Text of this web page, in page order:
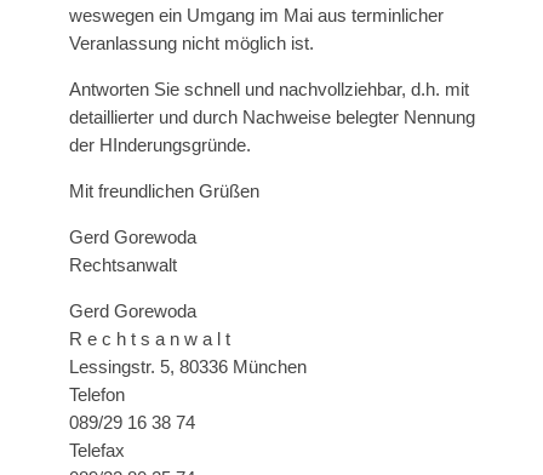
weswegen ein Umgang im Mai aus terminlicher
Veranlassung nicht möglich ist.
Antworten Sie schnell und nachvollziehbar, d.h. mit
detaillierter und durch Nachweise belegter Nennung
der HInderungsgründe.
Mit freundlichen Grüßen
Gerd Gorewoda
Rechtsanwalt
Gerd Gorewoda
R e c h t s a n w a l t
Lessingstr. 5, 80336 München
Telefon
089/29 16 38 74
Telefax